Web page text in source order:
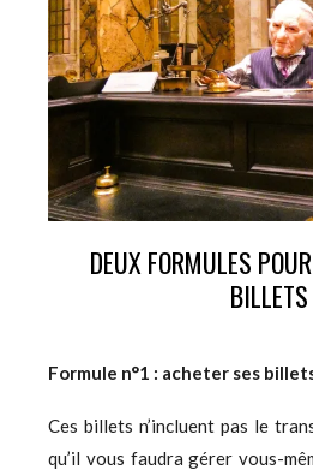
DEUX FORMULES
BILLETS
Formule n°1 : acheter ses
Ces billets n’incluent pas le
qu’il vous faudra gérer vous-